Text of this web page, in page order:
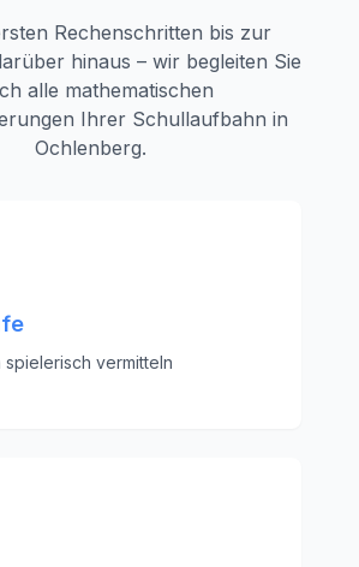
Rechenschritten bis zur
hinaus – wir begleiten Sie
alle mathematischen
Ihrer Schullaufbahn in
Ochlenberg.
spielerisch vermitteln